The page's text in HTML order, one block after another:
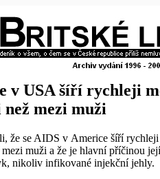
v USA šíří rychleji
než mezi muži
že se AIDS v Americe šíří rychleji
mezi muži a že je hlavní příčinou
nikoliv infikované injekční jehly.